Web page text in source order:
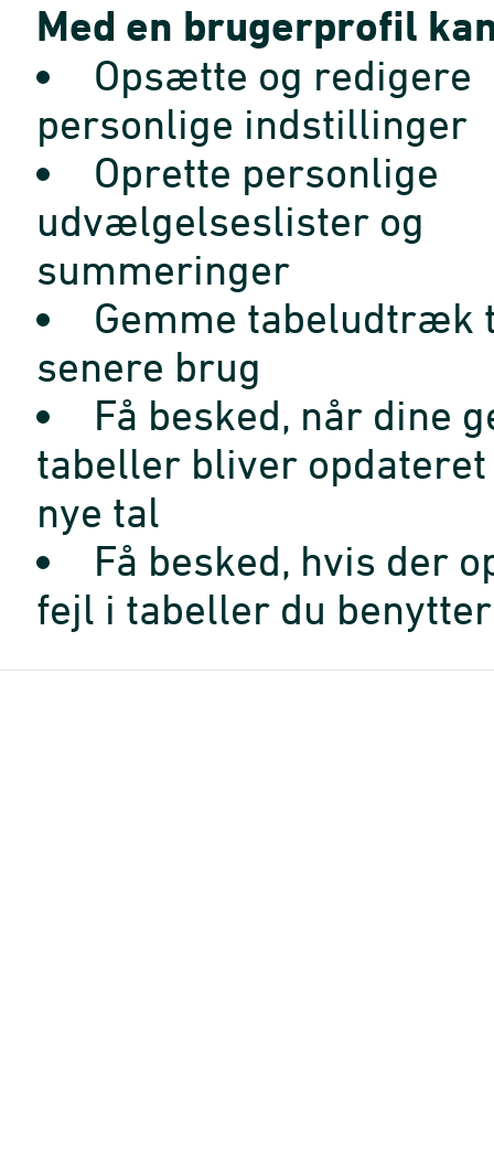
Med en brugerprofil
Opsætte og redigere
personlige indstillinger
Oprette personlige
udvælgelseslister og
summeringer
Gemme tabeludtræk
senere brug
Få besked, når dine
tabeller bliver opdateret
nye tal
Få besked, hvis der
fejl i tabeller du benytter